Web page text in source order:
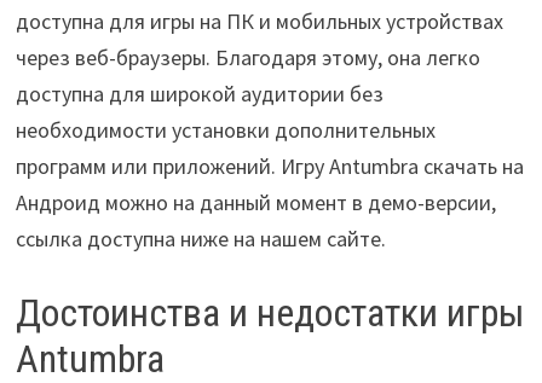
доступна для игры на ПК и мобильных устройствах
через веб-браузеры. Благодаря этому, она легко
доступна для широкой аудитории без
необходимости установки дополнительных
программ или приложений. Игру Antumbra скачать на
Андроид можно на данный момент в демо-версии,
ссылка доступна ниже на нашем сайте.
Достоинства и недостатки игры
Antumbra